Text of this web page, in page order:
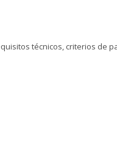
técnicos, criterios de